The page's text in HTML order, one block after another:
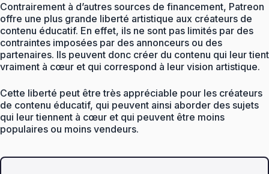
Contrairement à d’autres sources de financement, Patreon
offre une plus grande liberté artistique aux créateurs de
contenu éducatif. En effet, ils ne sont pas limités par des
contraintes imposées par des annonceurs ou des
partenaires. Ils peuvent donc créer du contenu qui leur tient
vraiment à cœur et qui correspond à leur vision artistique.
Cette liberté peut être très appréciable pour les créateurs
de contenu éducatif, qui peuvent ainsi aborder des sujets
qui leur tiennent à cœur et qui peuvent être moins
populaires ou moins vendeurs.